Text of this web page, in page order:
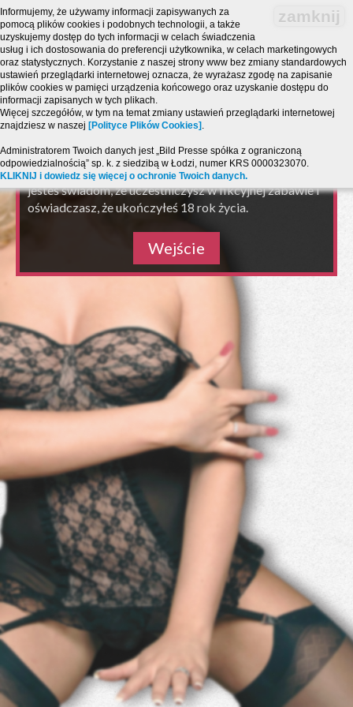
zamknij
Informujemy, że używamy informacji zapisywanych za
pomocą plików cookies i podobnych technologii, a także
uzyskujemy dostęp do tych informacji w celach świadczenia
usług i ich dostosowania do preferencji użytkownika, w celach marketingowych
oraz statystycznych. Korzystanie z naszej strony www bez zmiany standardowych
ustawień przeglądarki internetowej oznacza, że wyrażasz zgodę na zapisanie
plików cookies w pamięci urządzenia końcowego oraz uzyskanie dostępu do
informacji zapisanych w tych plikach.
Więcej szczegółów, w tym na temat zmiany ustawień przeglądarki internetowej
znajdziesz w naszej [Polityce Plików Cookies] .
Administratorem Twoich danych jest „Bild Presse spółka z ograniczoną
odpowiedzialnością” sp. k. z siedzibą w Łodzi, numer KRS 0000323070.
KLIKNIJ i dowiedz się więcej o ochronie Twoich danych.
Strona zawiera treści o charakterze erotycznym i jest
przeznaczona dla osób, które ukończyły 18 lat!
chat SMS i połączeń telefonicznych PARTY LINE.
Wchodząc na serwis akceptujesz warunki
jesteś świadom, że uczestniczysz w fikcyjnej zabawie i
oświadczasz, że ukończyłeś 18 rok życia.
Wejście